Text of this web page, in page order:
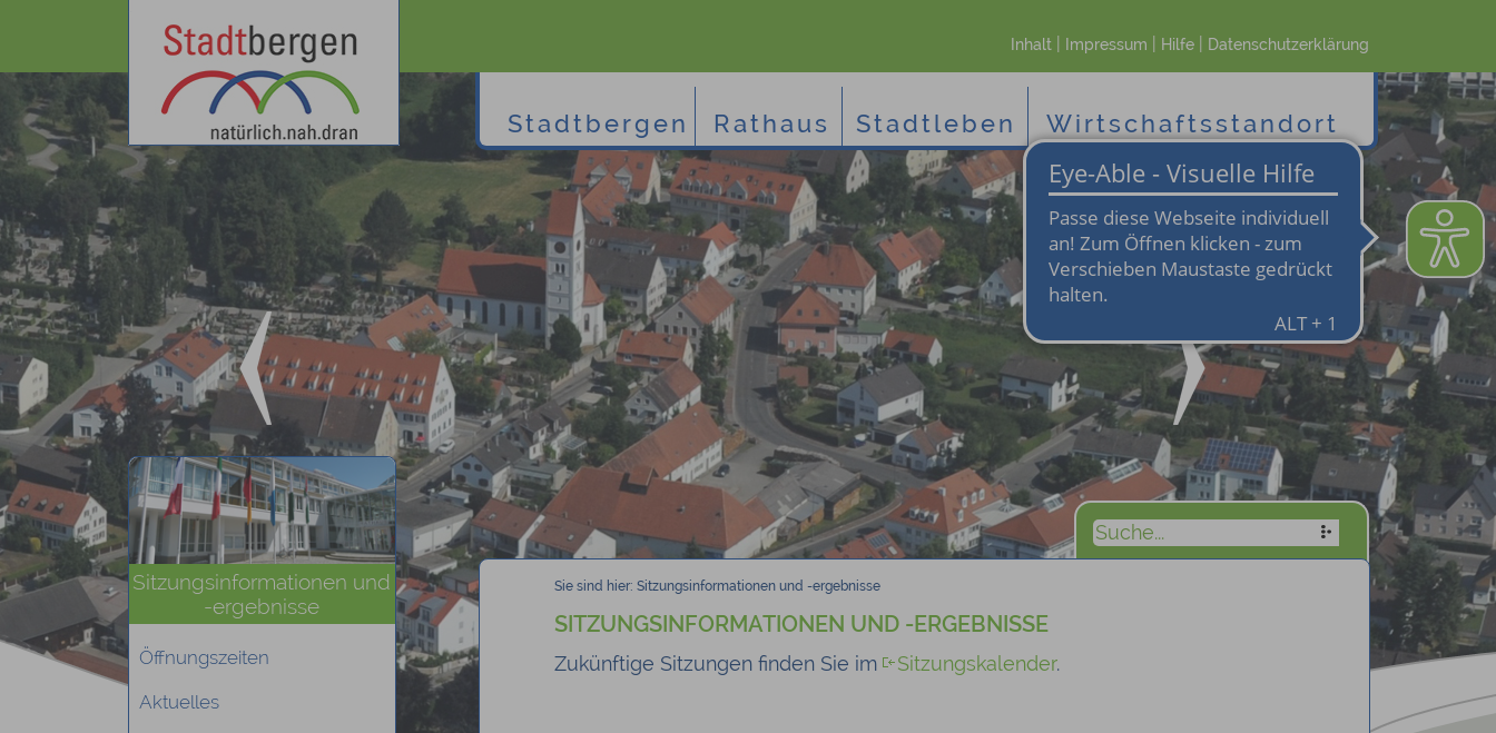
Inhalt| Impressum Hilfe| Datenschutzerklärung
Stadtbergen Rathaus Stadtleben Wirtschaftsstandort
Sitzungsinformationen und
-ergebnisse
Öffnungszeiten
Aktuelles
Sie sind hier: Sitzungsinformationen und -ergebnisse
SITZUNGSINFORMATIONEN UND -ERGEBNISSE
Zukünftige Sitzungen finden Sie im Sitzungskalender.